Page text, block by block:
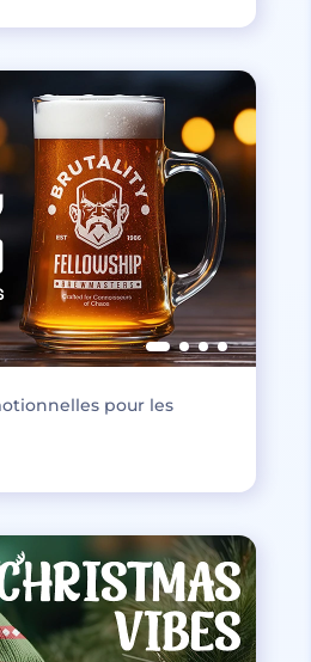
pour les